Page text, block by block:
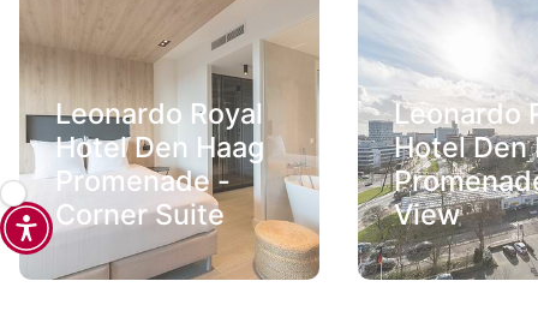
Leonardo Royal
Hotel Den Haag
Promenade -
Corner Suite
Leonardo
Hotel Den
View